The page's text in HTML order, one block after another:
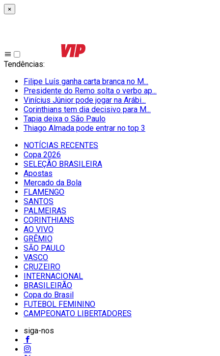
×
Tendências:
Filipe Luís ganha carta branca no M...
Presidente do Remo solta o verbo ap...
Vinícius Júnior pode jogar na Arábi...
Corinthians tem dia decisivo para M...
Tapia deixa o São Paulo
Thiago Almada pode entrar no top 3
NOTÍCIAS RECENTES
Copa 2026
SELEÇÃO BRASILEIRA
Apostas
Mercado da Bola
FLAMENGO
SANTOS
PALMEIRAS
CORINTHIANS
AO VIVO
GRÊMIO
SĀO PAULO
VASCO
CRUZEIRO
INTERNACIONAL
BRASILEIRÃO
Copa do Brasil
FUTEBOL FEMININO
CAMPEONATO LIBERTADORES
siga-nos